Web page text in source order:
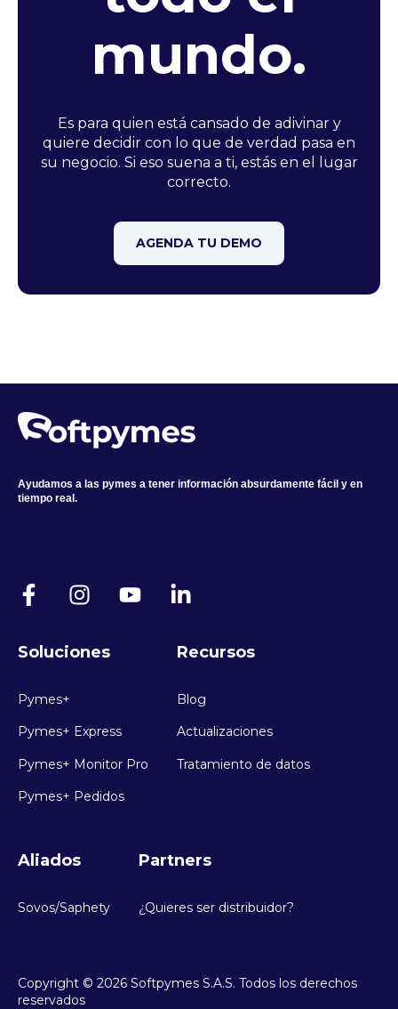
mundo.
Es para quien está cansado de adivinar y
quiere decidir con lo que de verdad pasa en
su negocio. Si eso suena a ti, estás en el lugar
correcto.
AGENDA TU DEMO
Ayudamos a las pymes a tener información absurdamente fácil y en
tiempo real.
Soluciones
Pymes+
Pymes+ Express
Pymes+ Monitor Pro
Pymes+ Pedidos
Recursos
Blog
Actualizaciones
Tratamiento de datos
Aliados
Sovos/Saphety
Partners
¿Quieres ser distribuidor?
Copyright © 2026 Softpymes S.A.S. Todos los derechos
reservados